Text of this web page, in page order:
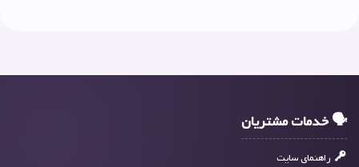
🗣 خدمات مشتریان
راهنمای سایت